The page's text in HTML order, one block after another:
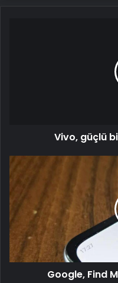
Vivo, güçlü
Device
tanıttı
Google, Find